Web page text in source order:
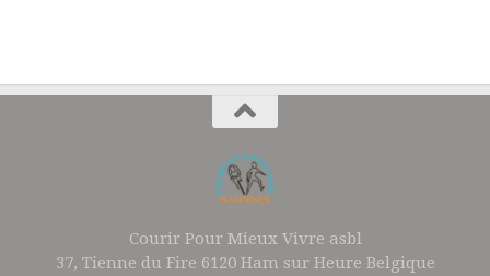
Courir Pour Mieux Vivre asbl
37, Tienne du Fire 6120 Ham sur Heure Belgique